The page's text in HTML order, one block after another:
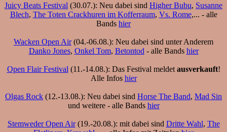
Juicy Beats Festival (30.07.): Neu dabei sind Higher Bubu, Susanne
Blech, The Toten Crackhuren im Kofferraum, Vs. Rome,... - alle
Bands hier
Wacken Open Air(04.-06.08.): Neu dabei sind unter Anderem
Danko Jones, Onkel Tom, Betontod - alle Bands hier
Open Flair Festival (11.-14.08.): Das Festival meldet ausverkauft!
Alle Infos hier
Olgas Rock (12.-13.08.): Neu dabei sind Horse The Band, Mad Sin
und weitere - alle Bands hier
Stemweder Open Air(19.-20.08.): mit dabei sind Dritte Wahl, The